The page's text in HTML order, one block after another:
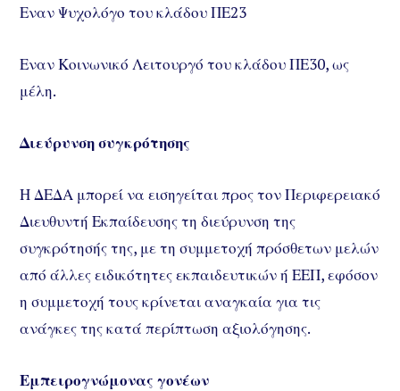
Εναν Ψυχολόγο του κλάδου ΠΕ23
Εναν Κοινωνικό Λειτουργό του κλάδου ΠΕ30, ως
μέλη.
Διεύρυνση συγκρότησης
Η ΔΕΔΑ μπορεί να εισηγείται προς τον Περιφερειακό
Διευθυντή Εκπαίδευσης τη διεύρυνση της
συγκρότησής της, με τη συμμετοχή πρόσθετων μελών
από άλλες ειδικότητες εκπαιδευτικών ή ΕΕΠ, εφόσον
η συμμετοχή τους κρίνεται αναγκαία για τις
ανάγκες της κατά περίπτωση αξιολόγησης.
Εμπειρογνώμονας γονέων